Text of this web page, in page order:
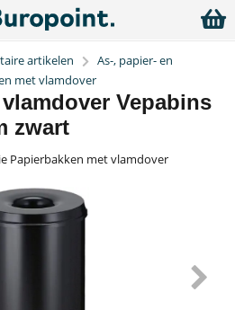
artikelen
As-, papier- en
met vlamdover
Vepabins
zwart
Papierbakken met vlamdover